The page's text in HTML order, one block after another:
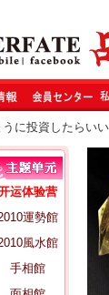
うに投資したらい
运体验营
運勢館
風水館
手相館